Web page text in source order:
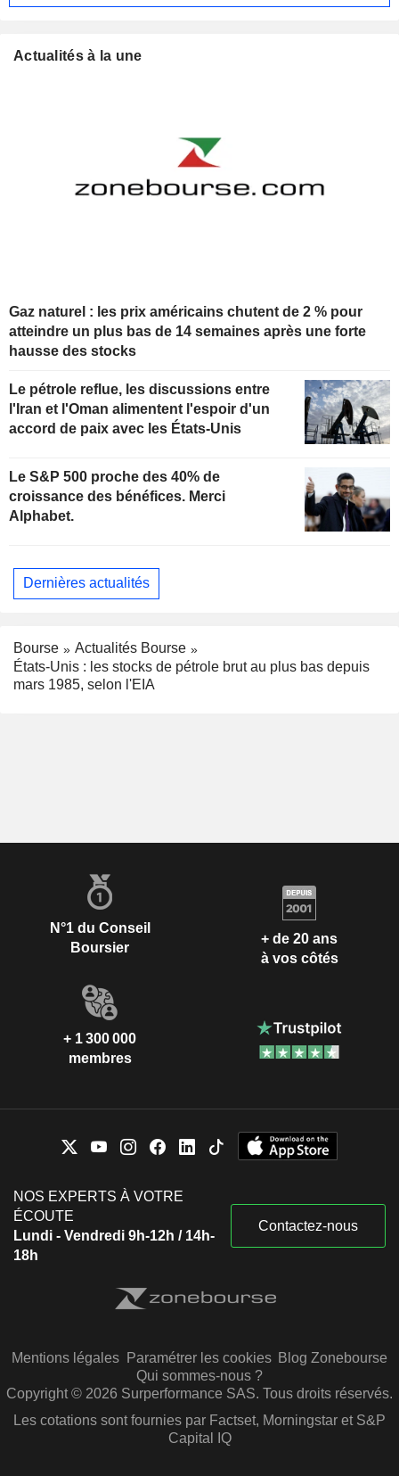
Actualités à la une
Gaz naturel : les prix américains chutent de 2 % pour
atteindre un plus bas de 14 semaines après une forte
hausse des stocks
Le pétrole reflue, les discussions entre
l'Iran et l'Oman alimentent l'espoir d'un
accord de paix avec les États-Unis
Le S&P 500 proche des 40% de
croissance des bénéfices. Merci
Alphabet.
Dernières actualités
Bourse
Actualités Bourse
États-Unis : les stocks de pétrole brut au plus bas depuis
mars 1985, selon l'EIA
N°1 du Conseil
Boursier
+ de 20 ans
à vos côtés
+ 1 300 000
membres
NOS EXPERTS À VOTRE
ÉCOUTE
Lundi - Vendredi 9h-12h / 14h-
18h
Contactez-nous
Mentions légales Paramétrer les cookies Blog Zonebourse
Qui sommes-nous ?
Copyright © 2026 Surperformance SAS. Tous droits réservés.
Les cotations sont fournies par Factset, Morningstar et S&P
Capital IQ